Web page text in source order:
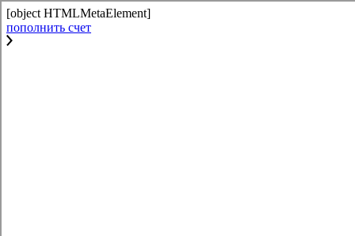
[object HTMLMetaElement]
пополнить счет